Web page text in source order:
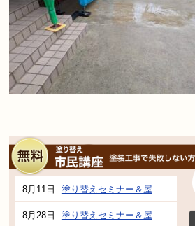
8月11日 塗り替えセミナー＆屋根、外壁の塗り替え市民講座 inぎふメディアコスモス
8月28日 塗り替えセミナー＆屋根、外壁の塗り替え市民講座 inぎふメディアコスモス